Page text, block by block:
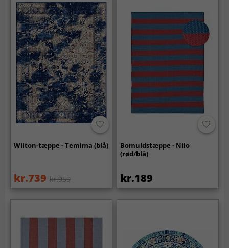
Wilton-tæppe - Temima (blå)
kr.739 kr.959
Bomuldstæppe - Nilo
(rød/blå)
kr.189